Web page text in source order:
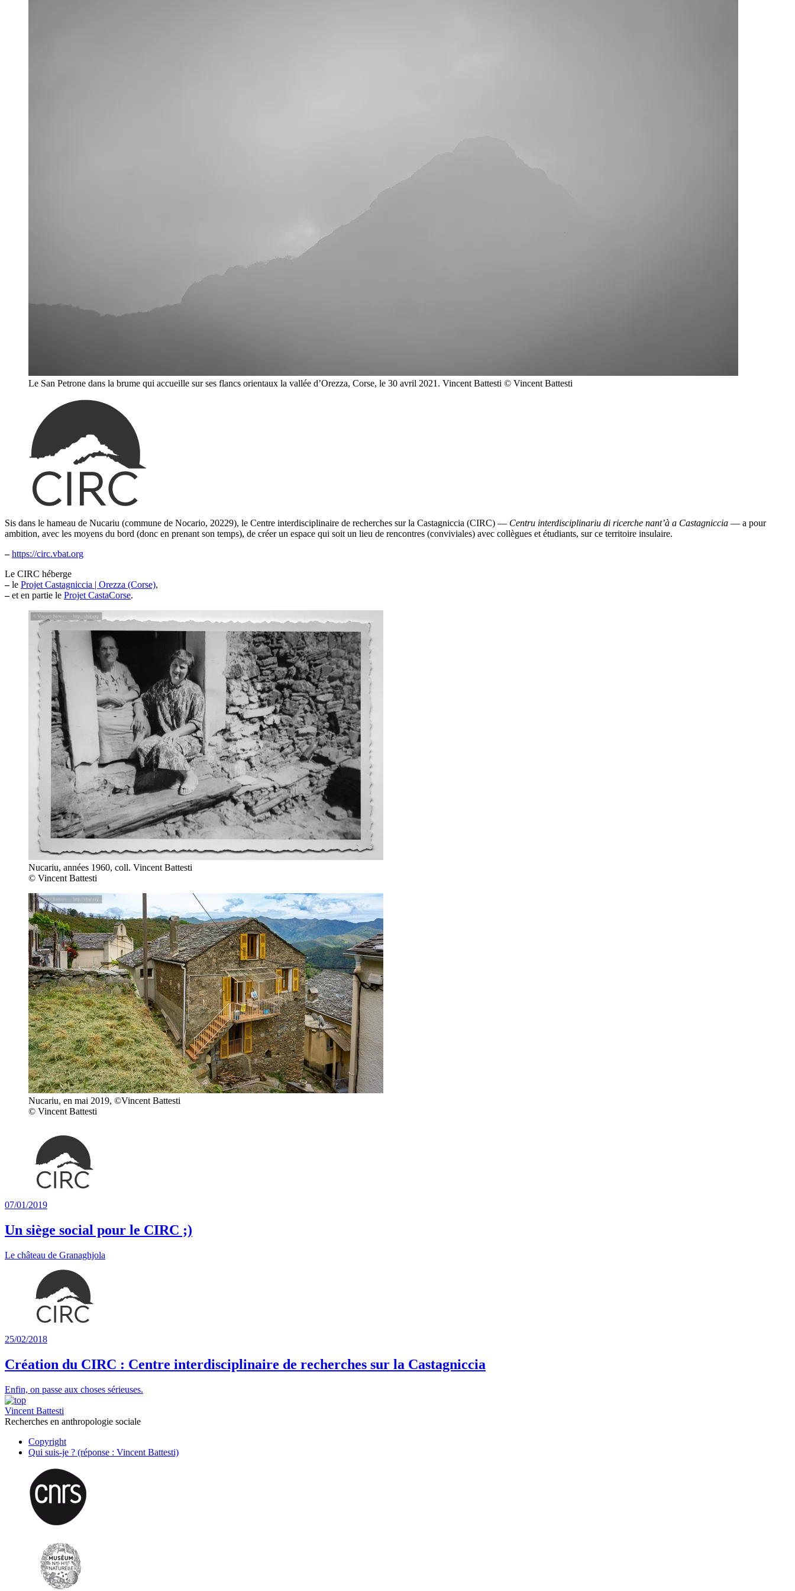
Le San Petrone dans la brume qui accueille sur ses flancs orientaux la vallée d’Orezza, Corse, le 30 avril 2021. Vincent Battesti © Vincent Battesti
Sis dans le hameau de Nucariu (commune de Nocario, 20229), le Centre interdisciplinaire de recherches sur la Castagniccia (CIRC) — Centru interdisciplinariu di ricerche nant’à a Castagniccia — a pour
ambition, avec les moyens du bord (donc en prenant son temps), de créer un espace qui soit un lieu de rencontres (conviviales) avec collègues et étudiants, sur ce territoire insulaire.
– https://circ.vbat.org
Le CIRC héberge
–le Projet Castagniccia | Orezza (Corse),
–et en partie le Projet CastaCorse.
Nucariu, années 1960, coll. Vincent Battesti
© Vincent Battesti
Nucariu, en mai 2019, ©Vincent Battesti
© Vincent Battesti
07/01/2019
Un siège social pour le CIRC ;)
Le château de Granaghjola
25/02/2018
Création du CIRC : Centre interdisciplinaire de recherches sur la Castagniccia
Enfin, on passe aux choses sérieuses.
Vincent Battesti
Recherches en anthropologie sociale
Copyright
Qui suis-je ? (réponse : Vincent Battesti)